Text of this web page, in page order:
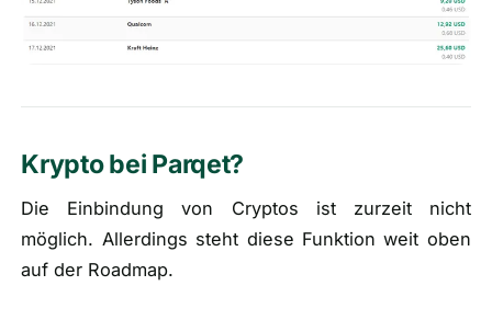
Krypto bei Parqet?
Die Einbindung von Cryptos ist zurzeit nicht
möglich. Allerdings steht diese Funktion weit oben
auf der Roadmap.